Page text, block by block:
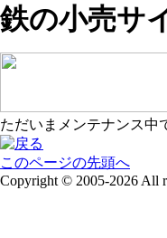
鉄の小売サ
ただいまメンテナンス中
このページの先頭へ
Copyright © 2005-2026 All